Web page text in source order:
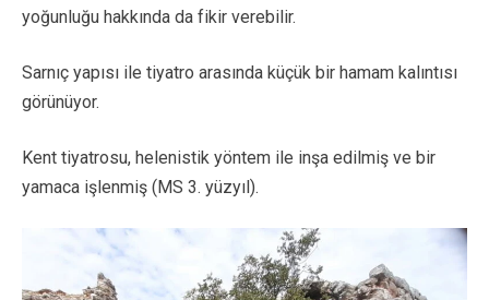
yoğunluğu hakkında da fikir verebilir.
Sarnıç yapısı ile tiyatro arasında küçük bir hamam kalıntısı
görünüyor.
Kent tiyatrosu, helenistik yöntem ile inşa edilmiş ve bir
yamaca işlenmiş (MS 3. yüzyıl).